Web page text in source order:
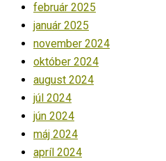
február 2025
január 2025
november 2024
október 2024
august 2024
júl 2024
jún 2024
máj 2024
apríl 2024